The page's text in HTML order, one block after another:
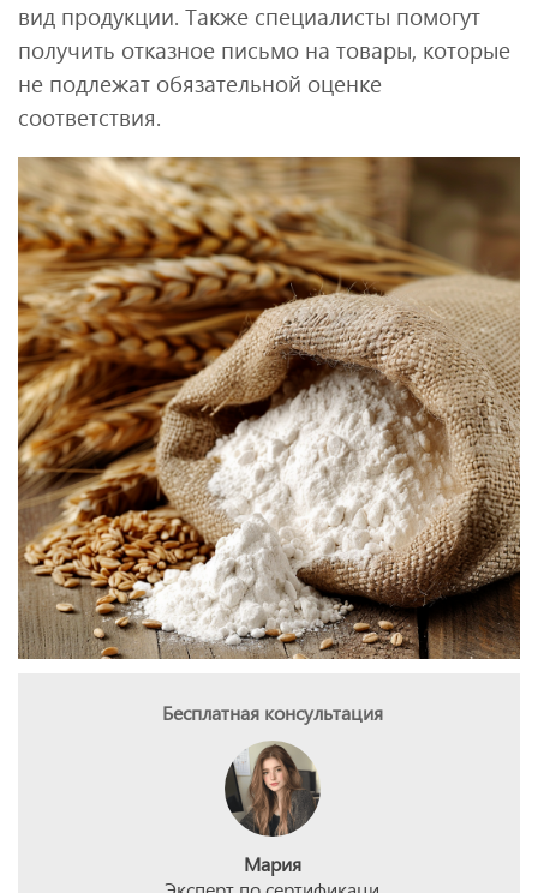
вид продукции. Также специалисты помогут
получить отказное письмо на товары, которые
не подлежат обязательной оценке
соответствия.
Бесплатная консультация
Мария